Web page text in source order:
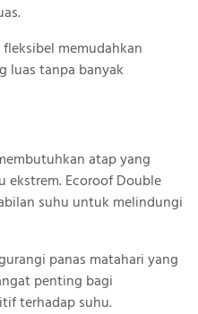
memudahkan
luas tanpa banyak
atap yang
ekstrem. Ecoroof Double
suhu untuk melindungi
panas matahari yang
penting bagi
terhadap suhu.